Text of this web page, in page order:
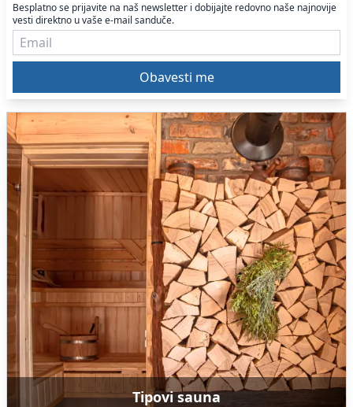
Besplatno se prijavite na naš newsletter i dobijajte redovno naše najnovije
vesti direktno u vaše e-mail sanduče.
Tipovi sauna